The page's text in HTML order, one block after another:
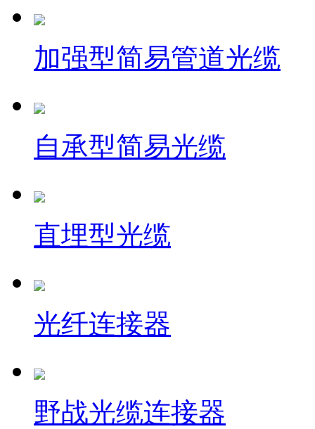
加强型简易管道光缆
自承型简易光缆
直埋型光缆
光纤连接器
野战光缆连接器